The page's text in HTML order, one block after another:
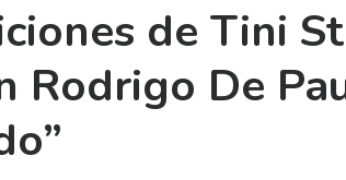
de Tini
Rodrigo De